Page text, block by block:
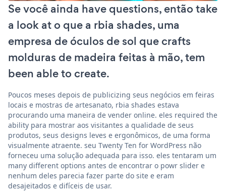
Se você ainda have questions, então take
a look at o que a rbia shades, uma
empresa de óculos de sol que crafts
molduras de madeira feitas à mão, tem
been able to create.
Poucos meses depois de publicizing seus negócios em feiras
locais e mostras de artesanato, rbia shades estava
procurando uma maneira de vender online. eles required the
ability para mostrar aos visitantes a qualidade de seus
produtos, seus designs leves e ergonômicos, de uma forma
visualmente atraente. seu Twenty Ten for WordPress não
forneceu uma solução adequada para isso. eles tentaram um
many different options antes de encontrar o powr slider e
nenhum deles parecia fazer parte do site e eram
desajeitados e difíceis de usar.